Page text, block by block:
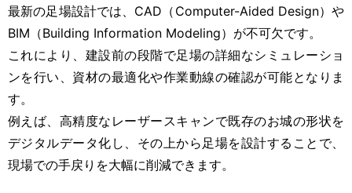
最新の足場設計では、CAD（Computer-Aided Design）や
BIM（Building Information Modeling）が不可欠です。
これにより、建設前の段階で足場の詳細なシミュレーショ
ンを行い、資材の最適化や作業動線の確認が可能となりま
す。
例えば、高精度なレーザースキャンで既存のお城の形状を
デジタルデータ化し、その上から足場を設計することで、
現場での手戻りを大幅に削減できます。